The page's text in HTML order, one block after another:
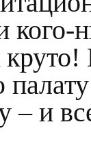
кого-
– и